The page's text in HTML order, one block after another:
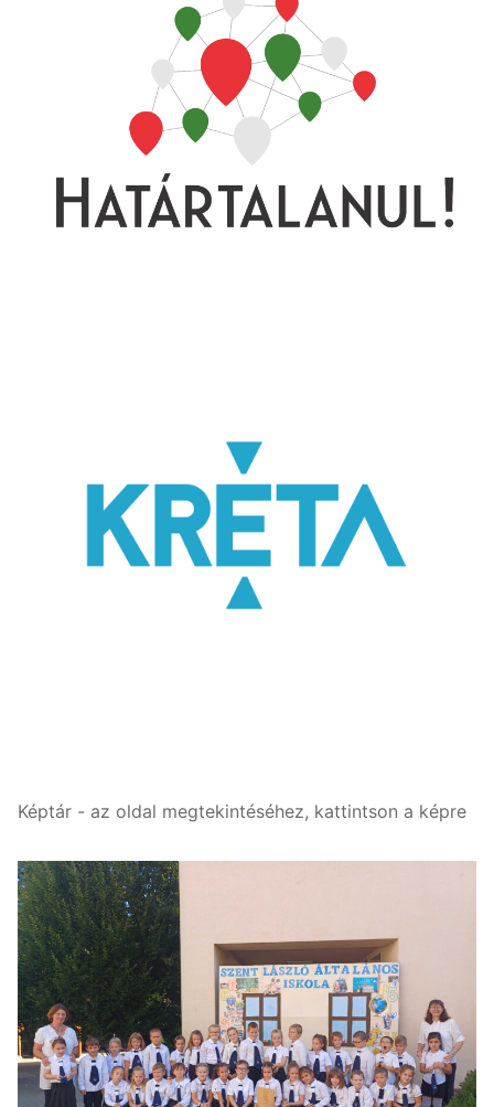
Képtár - az oldal megtekintéséhez, kattintson a képre